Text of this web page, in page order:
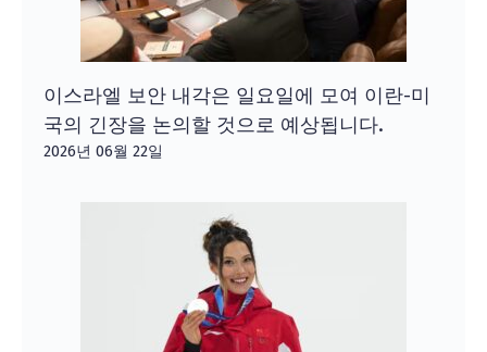
이스라엘 보안 내각은 일요일에 모여 이란-미
국의 긴장을 논의할 것으로 예상됩니다.
2026년 06월 22일